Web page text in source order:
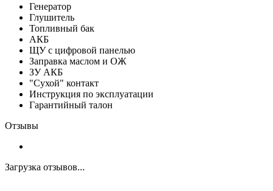
Генератор
Глушитель
Топливный бак
АКБ
ЩУ с цифровой панелью
Заправка маслом и ОЖ
ЗУ АКБ
"Сухой" контакт
Инструкция по эксплуатации
Гарантийный талон
Отзывы
Загрузка отзывов...